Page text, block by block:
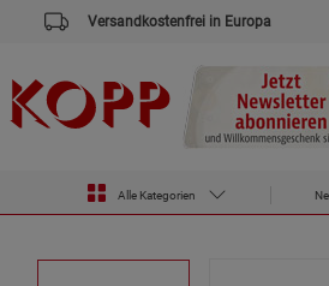
Versandkostenfrei in Europa
Alle Kategorien
Zur Startseite des Kopp Verlag Online-Shop
Bücher Autonome Motor-